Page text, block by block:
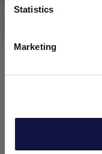
Statistics
Marketing